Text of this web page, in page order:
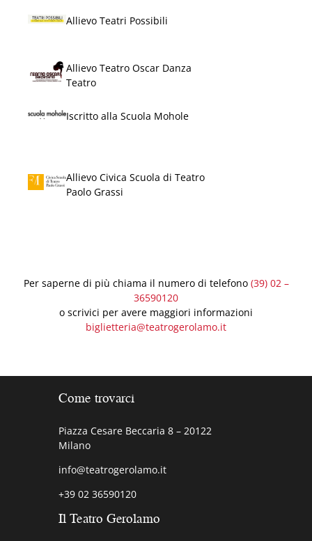
Allievo Teatri Possibili
Allievo Teatro Oscar Danza
Teatro
Iscritto alla Scuola Mohole
Allievo Civica Scuola di Teatro
Paolo Grassi
Per saperne di più chiama il numero di telefono (39) 02 –
36590120
o scrivici per avere maggiori informazioni
biglietteria@teatrogerolamo.it
Come trovarci
Piazza Cesare Beccaria 8 – 20122
Milano
info@teatrogerolamo.it
+39 02 36590120
Il Teatro Gerolamo